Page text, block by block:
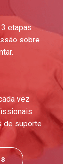
etapas
sobre
vez
de suporte